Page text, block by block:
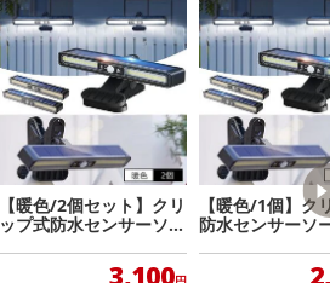
【暖色/2個セット】クリ
ップ式防水センサーソー
3,100
【暖色/1個】ク
防水センサーソ